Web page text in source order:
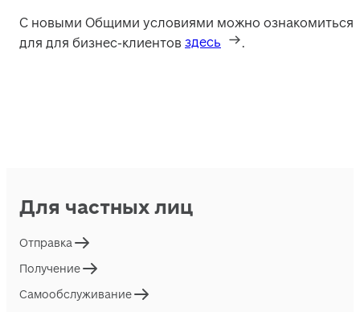
С новыми Общими условиями можно ознакомиться
для для бизнес-клиентов здесь .
Для частных лиц
Отправка
Получение
Самообслуживание